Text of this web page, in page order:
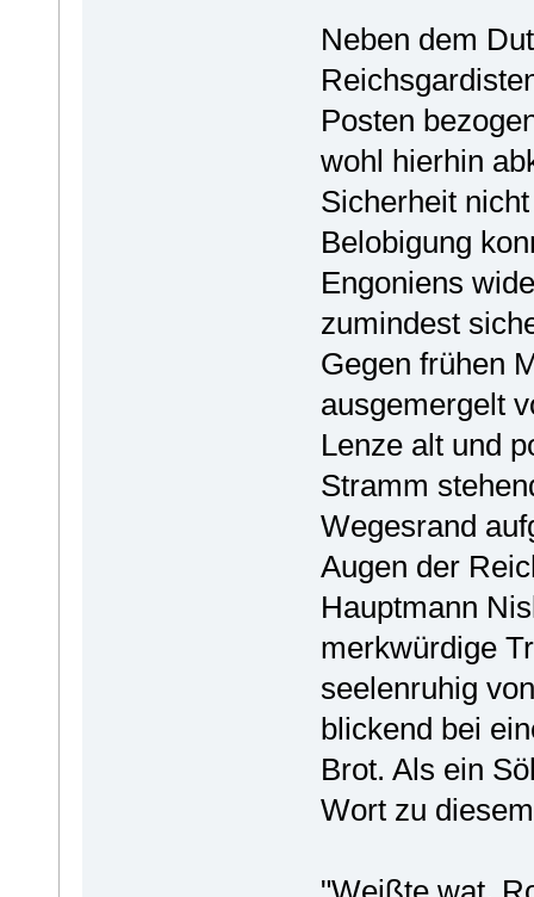
Neben dem
Posten
wohl hierhin
Sicherheit
Belobigung
Engoniens
zumindest
Gegen frühen
ausgemergelt
Lenze alt und
Stramm
Wegesrand
Augen der
Hauptmann
merkwürdige
seelenruhig
blickend bei
Brot. Als ein
Wort zu